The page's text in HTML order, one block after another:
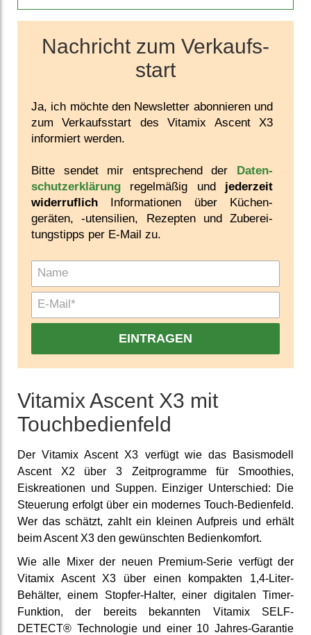
Nachricht zum Verkaufs­
start
Ja, ich möchte den News­letter abon­nieren und
zum Ver­kaufs­start des Vitamix Ascent X3
infor­miert werden.
Bitte sendet mir ent­sprechend der Daten­
schutz­erklärung regel­mäßig und jeder­zeit
wider­ruf­lich Infor­mationen über Küchen­
geräten, -uten­silien, Rezepten und Zu­berei­
tungs­tipps per E-Mail zu.
EINTRAGEN
Vitamix Ascent X3 mit
Touchbedienfeld
Der Vitamix Ascent X3 verfügt wie das Basismodell
Ascent X2 über 3 Zeitprogramme für Smoothies,
Eiskreationen und Suppen. Einziger Unterschied: Die
Steuerung erfolgt über ein modernes Touch-Bedienfeld.
Wer das schätzt, zahlt ein kleinen Aufpreis und erhält
beim Ascent X3 den gewünschten Bedienkomfort.
Wie alle Mixer der neuen Premium-Serie verfügt der
Vitamix Ascent X3 über einen kompakten 1,4-Liter-
Behälter, einem Stopfer-Halter, einer digitalen Timer-
Funktion, der bereits bekannten Vitamix SELF-
DETECT® Technologie und einer 10 Jahres-Garantie